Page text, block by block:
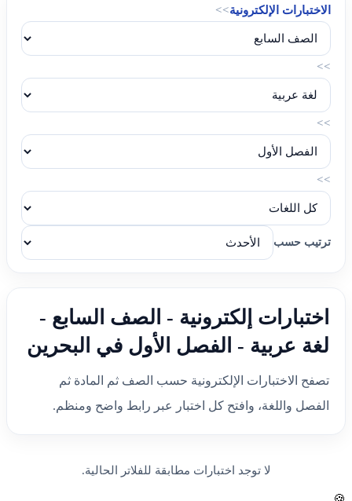
الاختبارات الإلكترونية>>
>>
>>
>>
ترتيب حسب
اختبارات إلكترونية - الصف السابع -
لغة عربية - الفصل الأول في البحرين
تصفح الاختبارات الإلكترونية حسب الصف ثم المادة ثم
الفصل واللغة، وافتح كل اختبار عبر رابط واضح ومنظم.
لا توجد اختبارات مطابقة للفلاتر الحالية.